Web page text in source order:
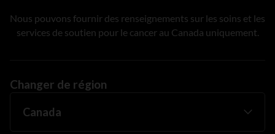
Nous pouvons fournir des renseignements sur les soins et les
services de soutien pour le cancer au Canada uniquement.
Changer de région